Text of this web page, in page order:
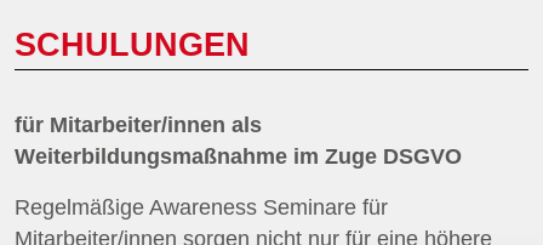
SCHULUNGEN
für Mitarbeiter/innen als
Weiterbildungsmaßnahme im Zuge DSGVO
Regelmäßige Awareness Seminare für
Mitarbeiter/innen sorgen nicht nur für eine höhere